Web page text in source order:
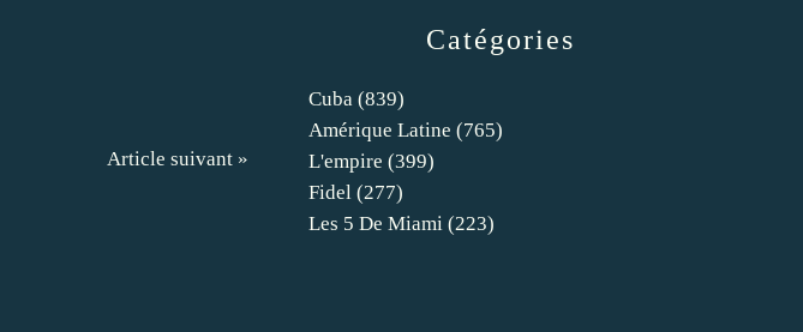
Article suivant »
Catégories
Cuba (839)
Amérique Latine (765)
L'empire (399)
Fidel (277)
Les 5 De Miami (223)